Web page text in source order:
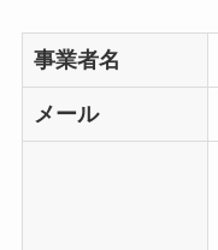
事業者名
メール